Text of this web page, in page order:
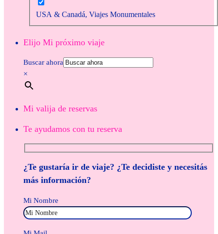
USA & Canadá, Viajes Monumentales
Elijo Mi próximo viaje
Buscar ahora
×
Mi valija de reservas
Te ayudamos con tu reserva
¿Te gustaría ir de viaje? ¿Te decidiste y necesitás
más información?
Mi Nombre